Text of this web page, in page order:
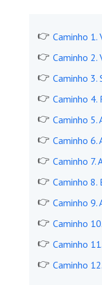
Caminho 1.
Caminho 2.
Caminho 3.
Caminho 4.
Caminho
Caminho
Caminho 7.
Caminho 8.
Caminho 9.
Caminho
Caminho
Caminho